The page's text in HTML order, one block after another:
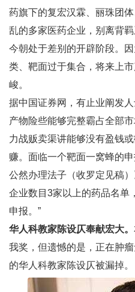
药旗下的复宏汉霖、丽珠团
乱的多家医药企业，别离背
今朝处于差别的开辟阶段。
类、靶面过于集合，将来上
峻。
据中国证券网，有止业阐发
产物险些能够完整霸占全部
力战贩卖渠讲能够没有盈钱
赚。面临一个靶面一窝蜂的
公然办理法子（收罗定见稿
企业数目3家以上的药品名单
申报。”
华人科教家陈设仄奉献宏大。
我奖，但遗憾的是，正在肿
的华人科教家陈设仄被漏掉。